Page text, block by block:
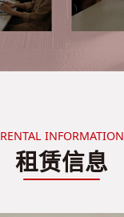
RENTAL INFORMATION
租赁信息